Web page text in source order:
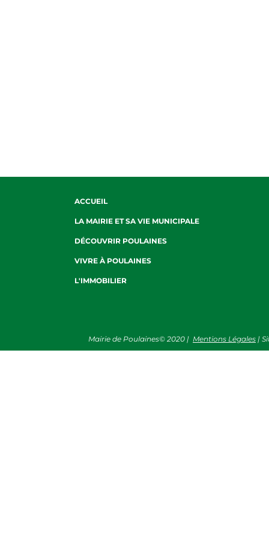
Mairie de Poulaines© 2020 | Mentions Légales |
ACCUEIL
LA MAIRIE ET SA VIE MUNICIPALE
DÉCOUVRIR POULAINES
VIVRE À POULAINES
L'IMMOBILIER